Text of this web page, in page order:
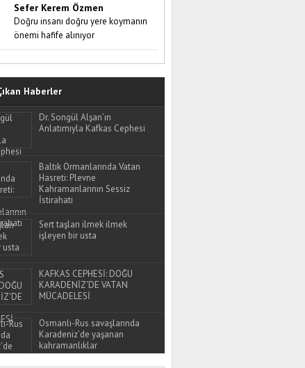
Sefer Kerem Özmen
Doğru insanı doğru yere koymanın
önemi hafife alınıyor
Haberler
Dr. Songül Alşan’ın
Anlatımıyla Kafkas Cephesi
Baltık Ormanlarında Vatan
Hasreti: Plevne
Kahramanlarının Sessiz
İstirahati
Sert taşları ilmek ilmek
işleyen bir usta
KAFKAS CEPHESİ: DOĞU
KARADENİZ'DE VATAN
MÜCADELESİ
Osmanlı-Rus savaşlarında
Karadeniz’de yaşanan
kahramanlıklar